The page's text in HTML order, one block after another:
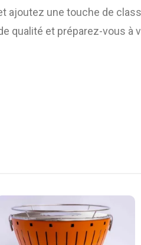
ajoutez une touche de
qualité et préparez-vous à